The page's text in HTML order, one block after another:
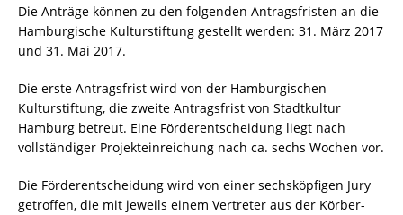
Die Anträge können zu den folgenden Antragsfristen an die
Hamburgische Kulturstiftung gestellt werden: 31. März 2017
und 31. Mai 2017.
Die erste Antragsfrist wird von der Hamburgischen
Kulturstiftung, die zweite Antragsfrist von Stadtkultur
Hamburg betreut. Eine Förderentscheidung liegt nach
vollständiger Projekteinreichung nach ca. sechs Wochen vor.
Die Förderentscheidung wird von einer sechsköpfigen Jury
getroffen, die mit jeweils einem Vertreter aus der Körber-